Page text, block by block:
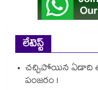
లేటెస్ట్
చచ్చిపోయిన ఏడాది
పంజరం !